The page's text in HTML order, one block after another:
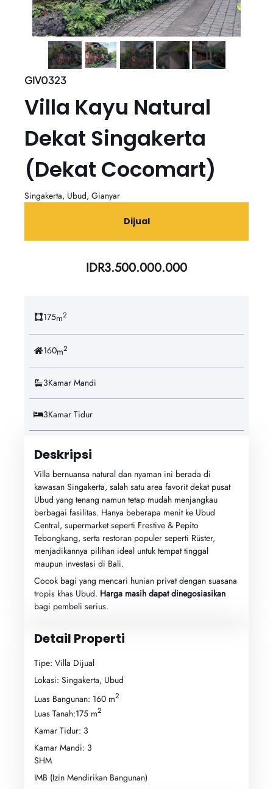
GIV0323
Villa Kayu Natural
Dekat Singakerta
(dekat Cocomart)
Singakerta, Ubud, Gianyar
Dijual
IDR3.500.000.000
175m2
160m2
3Kamar Mandi
3Kamar Tidur
Deskripsi
Villa bernuansa natural dan nyaman ini berada di
kawasan Singakerta, salah satu area favorit dekat pusat
Ubud yang tenang namun tetap mudah menjangkau
berbagai fasilitas. Hanya beberapa menit ke Ubud
Central, supermarket seperti Frestive & Pepito
Tebongkang, serta restoran populer seperti Rüster,
menjadikannya pilihan ideal untuk tempat tinggal
maupun investasi di Bali.
Cocok bagi yang mencari hunian privat dengan suasana
tropis khas Ubud. Harga masih dapat dinegosiasikan
bagi pembeli serius.
Detail Properti
Tipe: Villa Dijual
Lokasi: Singakerta, Ubud
Luas Bangunan: 160 m2
Luas Tanah:175 m2
Kamar Tidur: 3
Kamar Mandi: 3
SHM
IMB (Izin Mendirikan Bangunan)